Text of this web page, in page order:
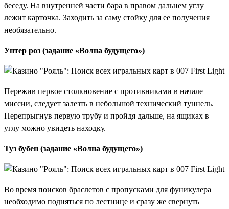
беседу. На внутренней части бара в правом дальнем углу
лежит карточка. Заходить за саму стойку для ее получения
необязательно.
Унтер роз (задание «Волна будущего»)
Пережив первое столкновение с противниками в начале
миссии, следует залезть в небольшой технический туннель.
Перепрыгнув первую трубу и пройдя дальше, на ящиках в
углу можно увидеть находку.
Туз бубен (задание «Волна будущего»)
Во время поисков браслетов с пропусками для фуникулера
необходимо подняться по лестнице и сразу же свернуть